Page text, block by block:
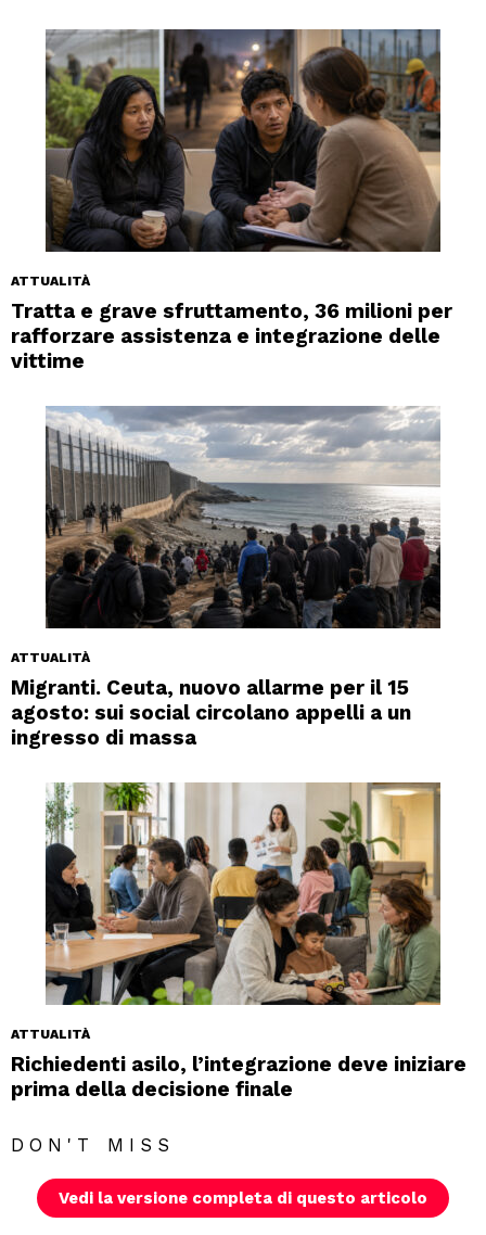
ATTUALITÀ
Tratta e grave sfruttamento, 36 milioni per
rafforzare assistenza e integrazione delle
vittime
ATTUALITÀ
Migranti. Ceuta, nuovo allarme per il 15
agosto: sui social circolano appelli a un
ingresso di massa
ATTUALITÀ
Richiedenti asilo, l’integrazione deve iniziare
prima della decisione finale
DON'T MISS
Vedi la versione completa di questo articolo